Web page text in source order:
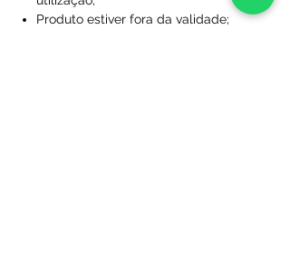
Produto estiver fora da validade;